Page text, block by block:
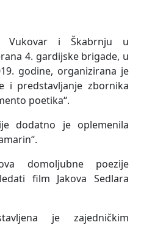
Vukovar i Škabrnju u
4. gardijske brigade, u
godine, organizirana je
i predstavljanje zbornika
poetika“.
dodatno je oplemenila
domoljubne poezije
film Jakova Sedlara
je zajedničkim